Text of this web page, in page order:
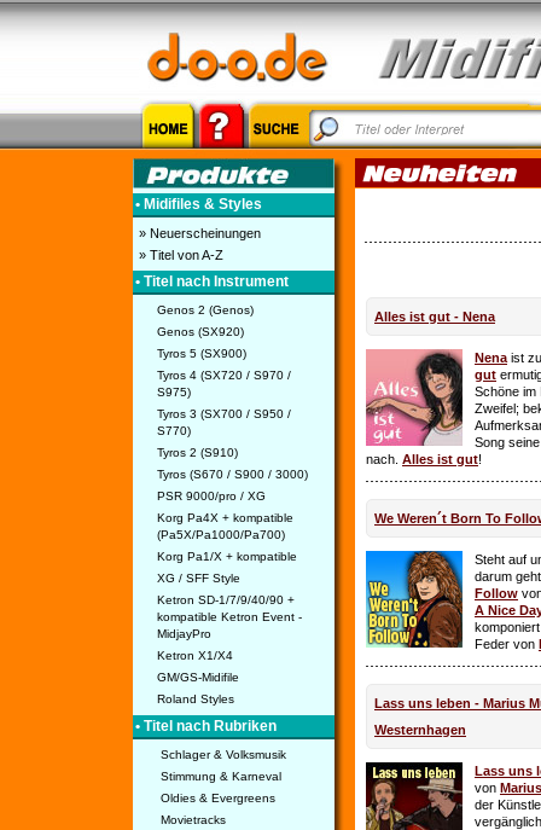
• Midifiles & Styles
» Neuerscheinungen
» Titel von A-Z
• Titel nach Instrument
Genos 2 (Genos)
Genos (SX920)
Tyros 5 (SX900)
Tyros 4 (SX720 / S970 /
S975)
Tyros 3 (SX700 / S950 /
S770)
Tyros 2 (S910)
Tyros (S670 / S900 / 3000)
PSR 9000/pro / XG
Korg Pa4X + kompatible
(Pa5X/Pa1000/Pa700)
Korg Pa1/X + kompatible
XG / SFF Style
Ketron SD-1/7/9/40/90 +
kompatible Ketron Event -
MidjayPro
Ketron X1/X4
GM/GS-Midifile
Roland Styles
• Titel nach Rubriken
Schlager & Volksmusik
Stimmung & Karneval
Oldies & Evergreens
Movietracks
Alles ist gut - Nena
Nena ist
gut
Schöne im
Zweifel;
Song
nach. Alles ist gut!
We Weren´t Born To
Steht auf
darum
Follow
A Nice
Feder von
Lass uns leben - Marius
Westernhagen
Lass uns
von
der